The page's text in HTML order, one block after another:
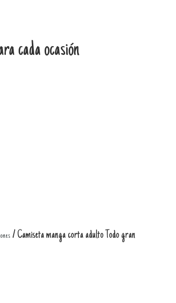
cada ocasión
/ Camiseta manga corta adulto Todo gran